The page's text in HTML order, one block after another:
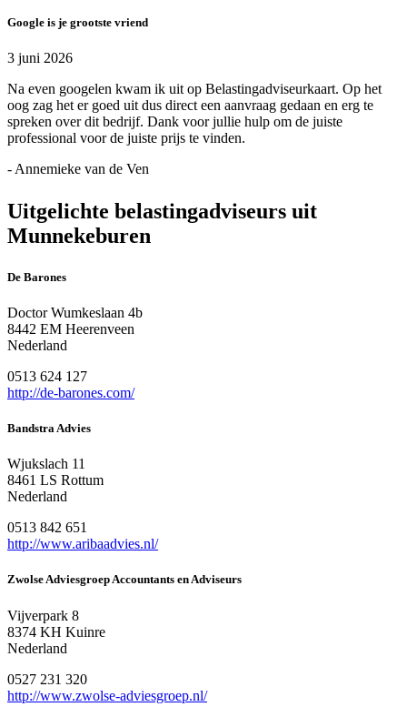
Google is je grootste vriend
3 juni 2026
Na even googelen kwam ik uit op Belastingadviseurkaart. Op het
oog zag het er goed uit dus direct een aanvraag gedaan en erg te
spreken over dit bedrijf. Dank voor jullie hulp om de juiste
professional voor de juiste prijs te vinden.
- Annemieke van de Ven
Uitgelichte belastingadviseurs uit
Munnekeburen
De Barones
Doctor Wumkeslaan 4b
8442 EM Heerenveen
Nederland
0513 624 127
http://de-barones.com/
Bandstra Advies
Wjukslach 11
8461 LS Rottum
Nederland
0513 842 651
http://www.aribaadvies.nl/
Zwolse Adviesgroep Accountants en Adviseurs
Vijverpark 8
8374 KH Kuinre
Nederland
0527 231 320
http://www.zwolse-adviesgroep.nl/